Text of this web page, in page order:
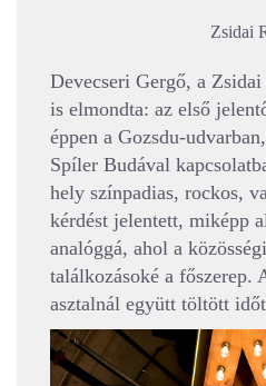
Zsidai
Devecseri Gergő, a
is elmondta: az első
éppen a Gozsdu-
Spíler Budával
hely színpadias, rockos,
kérdést jelentett, miképp
analóggá, ahol a
találkozásoké a főszerep.
asztalnál együtt töltött